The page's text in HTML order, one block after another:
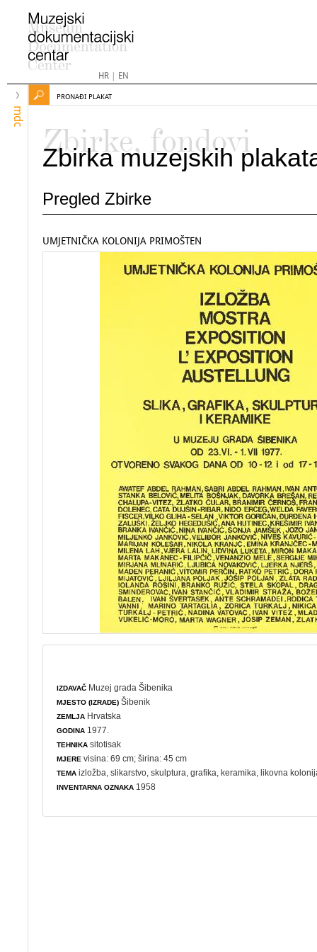
HR| EN
mdc
PRONAĐI PLAKAT
Zbirke, fondovi
Zbirka muzejskih
Pregled Zbirke
UMJETNIČKA KOLONIJA PRIMOŠTEN
IZDAVAČ Muzej grada Šibenika
MJESTO (IZRADE) Šibenik
ZEMLJA Hrvatska
GODINA 1977.
TEHNIKA sitotisak
MJERE visina: 69 cm; širina: 45 cm
TEMA izložba ,slikarstvo ,skulptura ,grafika ,keramika ,likovna
INVENTARNA OZNAKA 1958